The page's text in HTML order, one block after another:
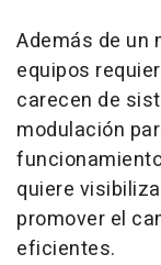
Además de un
equipos
carecen de
modulación
quiere
promover el
eficientes.